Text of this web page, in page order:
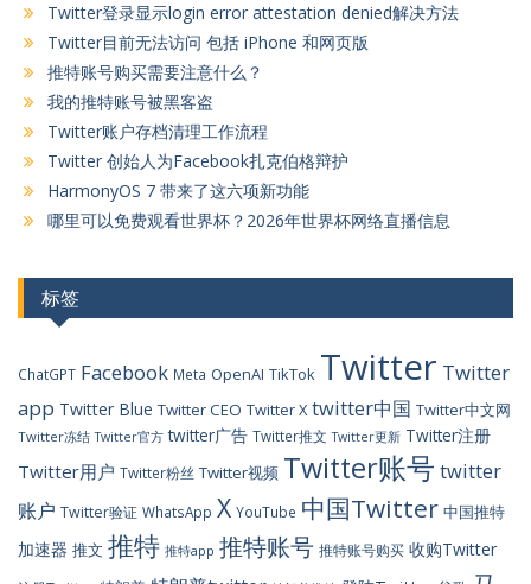
Twitter登录显示login error attestation denied解决方法
Twitter目前无法访问 包括 iPhone 和网页版
推特账号购买需要注意什么？
我的推特账号被黑客盗
Twitter账户存档清理工作流程
Twitter 创始人为Facebook扎克伯格辩护
HarmonyOS 7 带来了这六项新功能
哪里可以免费观看世界杯？2026年世界杯网络直播信息
标签
ChatGPT Facebook Meta OpenAI TikTok Twitter Twitter
app Twitter Blue Twitter CEO Twitter X twitter中国 Twitter中文网
Twitter冻结 Twitter官方 twitter广告 Twitter推文 Twitter更新 Twitter注册
Twitter用户 Twitter粉丝 Twitter视频 Twitter账号 twitter
账户 Twitter验证 WhatsApp X YouTube 中国Twitter 中国推特
加速器 推文 推特 推特app 推特账号 推特账号购买 收购Twitter